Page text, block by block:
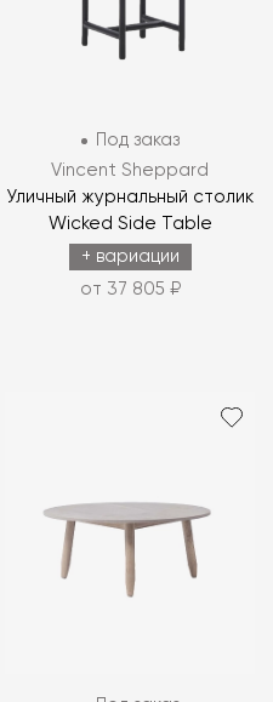
Под заказ
Vincent Sheppard
Уличный журнальный столик
Wicked Side Table
+ вариации
от 37 805 ₽